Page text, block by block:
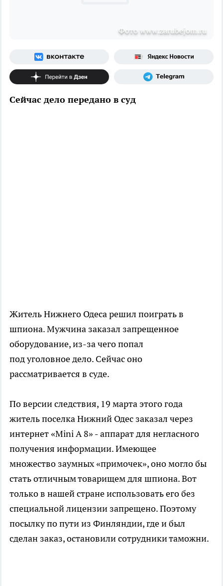
Фото www.zarubejom.ru
Сейчас дело передано в суд
Житель Нижнего Одесарешил поиграть в
шпиона. Мужчина заказал запрещенное
оборудование, из-за чего попал
подуголовноедело. Сейчас оно
рассматривается в суде.
По версии следствия, 19 марта этого года
житель поселка Нижний Одес заказал через
интернет «Mini A 8» - аппарат для негласного
получения информации. Имеющее
множество заумных «примочек», оно могло бы
стать отличным товарищем для шпиона. Вот
только в нашей стране использовать его без
специальной лицензии запрещено. Поэтому
посылку по пути из Финляндии, где и был
сделан заказ, остановили сотрудники таможни.